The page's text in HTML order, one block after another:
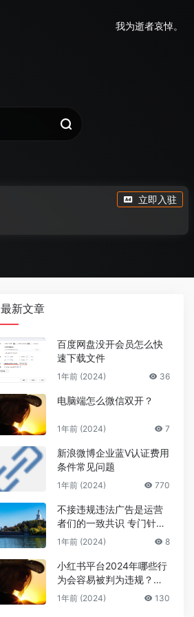
我为逝者哀悼。
立即入驻
最新文章
百度网盘没开会员怎么快
速下载文件
1年前 (2024) 36
电脑端怎么微信双开？
1年前 (2024) 7
新浪微博企业蓝V认证费用
条件常见问题
1年前 (2024) 770
不接违规违法广告是运营
者们的一致共识 专门针对
公众号号主的广告骗局
1年前 (2024) 8
小红书平台2024年哪些行
为会容易被判为违规？来
避坑
1年前 (2024) 130